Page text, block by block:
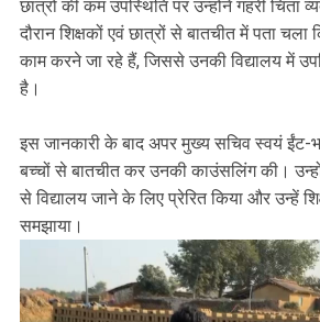
छात्रों की कम उपस्थिति पर उन्होंने गहरी चिंता
दौरान शिक्षकों एवं छात्रों से बातचीत में पता
काम करने जा रहे हैं, जिससे उनकी विद्यालय में
है।
इस जानकारी के बाद अपर मुख्य सचिव स्वयं ईंट-
बच्चों से बातचीत कर उनकी काउंसलिंग की।
से विद्यालय जाने के लिए प्रेरित किया और उन्हें
समझाया।